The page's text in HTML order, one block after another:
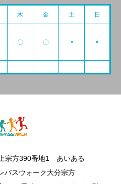
木 金 土 日
〇 〇 × ×
宗方390番地1 あいある
スウォーク大分宗方